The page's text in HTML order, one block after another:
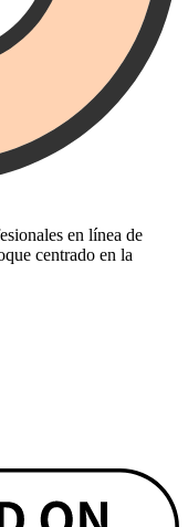
en línea de
centrado en la